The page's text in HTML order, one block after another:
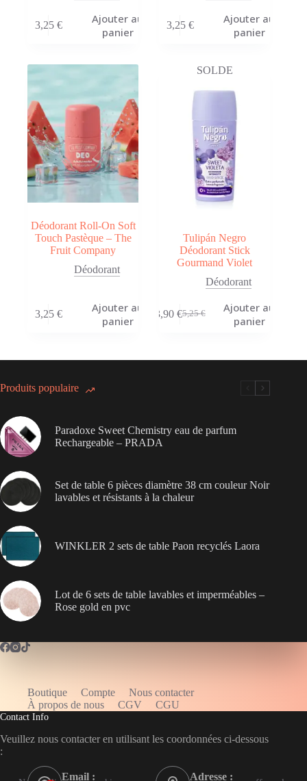
3,25 €
Ajouter au
panier
3,25 €
Ajouter au
panier
Déodorant Roll-On Soft
Touch Pastèque – The
Fruit Company
Déodorant
3,25 €
Ajouter au
panier
SOLDE
Tulipán Negro
Déodorant Stick
Gourmand Violet
Déodorant
5,25€
Le
3,90 €Le
Ajouter au
panier
Produits populaire
Paradoxe Sweet Chemistry eau de parfum
Rechargeable – PRADA
Set de table 6 pièces diamètre 38 cm couleur Noir
lavables et résistants à la chaleur
WINKLER 2 sets de table Paon recyclés Laora
Lot de 6 sets de table lavables et imperméables –
Rose gold en pvc
Boutique Compte
Nous contacter
À propos de nous
CGV CGU
Contact Info
Veuillez nous contacter en utilisant les coordonnées ci-dessous
:
Email : Adresse :
WELCOME5